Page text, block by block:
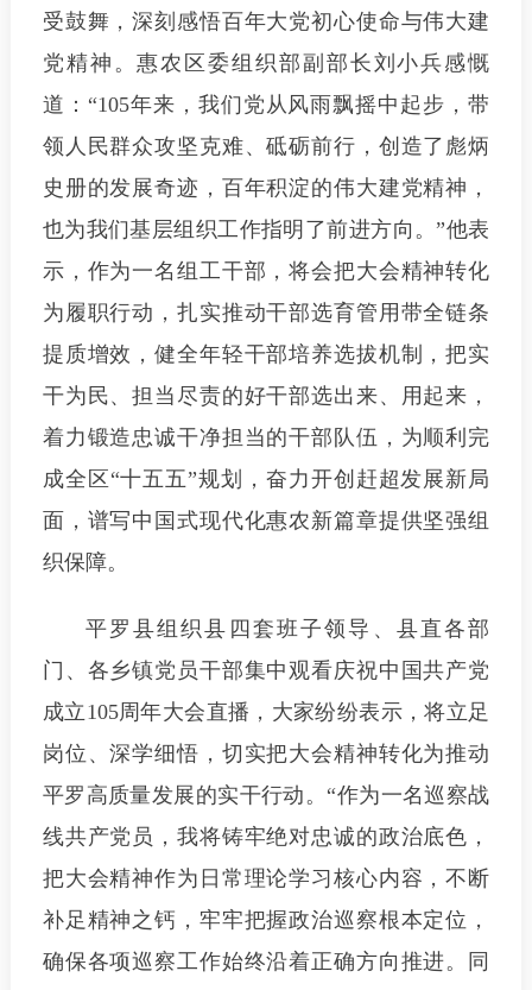
受鼓舞，深刻感悟百年大党初心使命与伟大建
党精神。惠农区委组织部副部长刘小兵感慨
道：“105年来，我们党从风雨飘摇中起步，带
领人民群众攻坚克难、砥砺前行，创造了彪炳
史册的发展奇迹，百年积淀的伟大建党精神，
也为我们基层组织工作指明了前进方向。”他表
示，作为一名组工干部，将会把大会精神转化
为履职行动，扎实推动干部选育管用带全链条
提质增效，健全年轻干部培养选拔机制，把实
干为民、担当尽责的好干部选出来、用起来，
着力锻造忠诚干净担当的干部队伍，为顺利完
成全区“十五五”规划，奋力开创赶超发展新局
面，谱写中国式现代化惠农新篇章提供坚强组
织保障。
平罗县组织县四套班子领导、县直各部
门、各乡镇党员干部集中观看庆祝中国共产党
成立105周年大会直播，大家纷纷表示，将立足
岗位、深学细悟，切实把大会精神转化为推动
平罗高质量发展的实干行动。“作为一名巡察战
线共产党员，我将铸牢绝对忠诚的政治底色，
把大会精神作为日常理论学习核心内容，不断
补足精神之钙，牢牢把握政治巡察根本定位，
确保各项巡察工作始终沿着正确方向推进。同